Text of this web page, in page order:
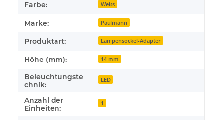
Farbe: Weiss
Marke: Paulmann
Produktart: Lampensockel-Adapter
Höhe (mm): 14 mm
Beleuchtungste
chnik:
LED
Anzahl der
Einheiten:
1